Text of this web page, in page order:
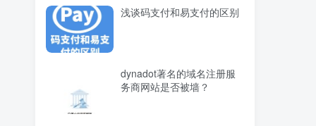
浅谈码支付和易支付的区别
dynadot著名的域名注册服
务商网站是否被墙？